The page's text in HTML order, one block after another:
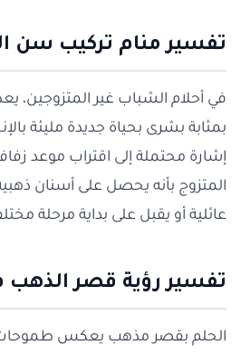
تفسير منام تركيب سن
في أحلام الشباب غير المتزوجين،
بمثابة بشرى بحياة جديدة مليئة
إشارة محتملة إلى اقتراب موعد
المتزوج بأنه يحصل على أسنان
عائلية أو يقبل على بداية مرحلة
تفسير رؤية قصر الذهب
الحلم بقصر مذهب يعكس طموحات